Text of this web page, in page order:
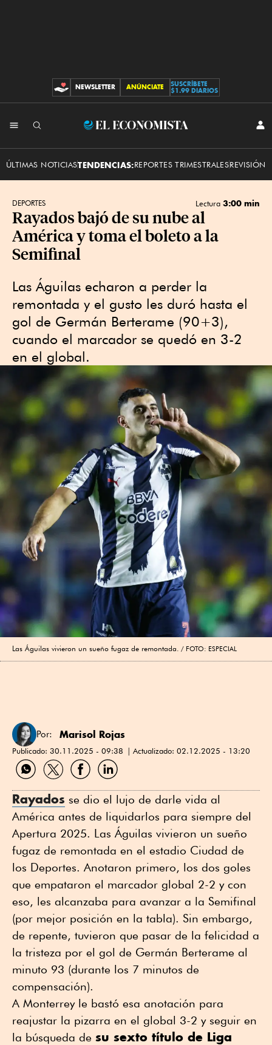
CONTRIBUCIONES
NEWSLETTER ANÚNCIATE
SUSCRÍBETE
$1.99 DIARIOS
El
ÚLTIMAS NOTICIASTENDENCIAS:REPORTES TRIMESTRALESREVISIÓN
DEPORTES Lectura 3:00 min
Rayados bajó de su nube al
América y toma el boleto a la
Semifinal
Las Águilas echaron a perder la
remontada y el gusto les duró hasta el
gol de Germán Berterame (90+3),
cuando el marcador se quedó en 3-2
en el global.
Las Águilas vivieron un sueño fugaz de remontada. FOTO: ESPECIAL
Por: Marisol Rojas
Publicado: 30.11.2025 - 09:38 Actualizado: 02.12.2025 - 13:20
Compartir
por
Compartir
por
Compartir
por
Compartir
por
Rayados se dio el lujo de darle vida al
América antes de liquidarlos para siempre del
Apertura 2025. Las Águilas vivieron un sueño
fugaz de remontada en el estadio Ciudad de
los Deportes. Anotaron primero, los dos goles
que empataron el marcador global 2-2 y con
eso, les alcanzaba para avanzar a la Semifinal
(por mejor posición en la tabla). Sin embargo,
de repente, tuvieron que pasar de la felicidad a
la tristeza por el gol de Germán Berterame al
minuto 93 (durante los 7 minutos de
compensación).
A Monterrey le bastó esa anotación para
reajustar la pizarra en el global 3-2 y seguir en
la búsqueda de su sexto título de Liga